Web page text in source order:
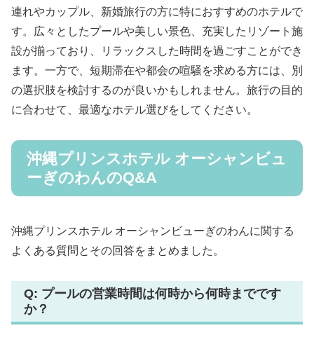
連れやカップル、新婚旅行の方に特におすすめのホテルで
す。広々としたプールや美しい景色、充実したリゾート施
設が揃っており、リラックスした時間を過ごすことができ
ます。一方で、短期滞在や都会の喧騒を求める方には、別
の選択肢を検討するのが良いかもしれません。旅行の目的
に合わせて、最適なホテル選びをしてください。
沖縄プリンスホテル オーシャンビュ
ーぎのわんのQ&A
沖縄プリンスホテル オーシャンビューぎのわんに関する
よくある質問とその回答をまとめました。
Q: プールの営業時間は何時から何時までです
か？